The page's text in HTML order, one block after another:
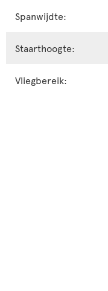
Spanwijdte:
Staarthoogte:
Vliegbereik: